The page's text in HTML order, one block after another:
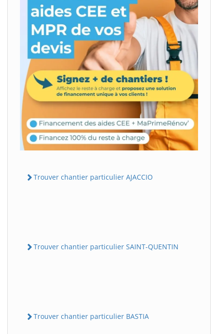
Trouver chantier particulier AJACCIO
Trouver chantier particulier SAINT-QUENTIN
Trouver chantier particulier BASTIA